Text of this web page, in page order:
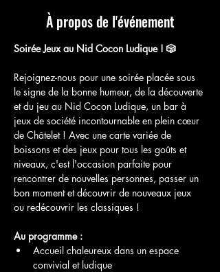
À propos de l'événement
Soirée Jeux au Nid Cocon Ludique ! 🎲
Rejoignez-nous pour une soirée placée sous
le signe de la bonne humeur, de la découverte
et du jeu au Nid Cocon Ludique, un bar à
jeux de société incontournable en plein cœur
de Châtelet ! Avec une carte variée de
boissons et des jeux pour tous les goûts et
niveaux, c'est l'occasion parfaite pour
rencontrer de nouvelles personnes, passer un
bon moment et découvrir de nouveaux jeux
ou redécouvrir les classiques !
Au programme :
Accueil chaleureux dans un espace
convivial et ludique